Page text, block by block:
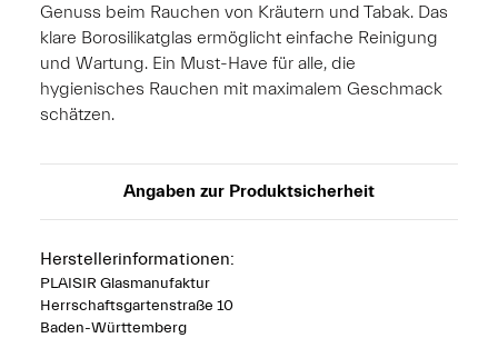
Genuss beim Rauchen von Kräutern und Tabak. Das
klare Borosilikatglas ermöglicht einfache Reinigung
und Wartung. Ein Must-Have für alle, die
hygienisches Rauchen mit maximalem Geschmack
schätzen.
Angaben zur Produktsicherheit
Herstellerinformationen:
PLAISIR Glasmanufaktur
Herrschaftsgartenstraße 10
Baden-Württemberg